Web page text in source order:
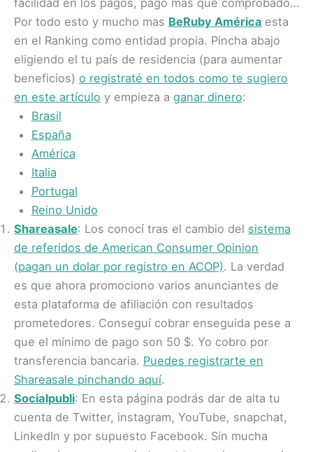
Por todo esto y mucho mas BeRuby América esta
en el Ranking como entidad propia. Pincha abajo
eligiendo el tu país de residencia (para aumentar
beneficios) o registraté en todos como te sugiero
en este artículo y empieza a ganar dinero:
Brasil
España
América
Italia
Portugal
Reino Unido
Shareasale: Los conocí tras el cambio del sistema
de referidos de American Consumer Opinion
(pagan un dolar por registro en ACOP). La verdad
es que ahora promociono varios anunciantes de
esta plataforma de afiliación con resultados
prometedores. Conseguí cobrar enseguida pese a
que el mínimo de pago son 50 $. Yo cobro por
transferencia bancaria. Puedes registrarte en
Shareasale pinchando aquí.
Socialpubli: En esta página podrás dar de alta tu
cuenta de Twitter, instagram, YouTube, snapchat,
LinkedIn y por supuesto Facebook. Sin mucha